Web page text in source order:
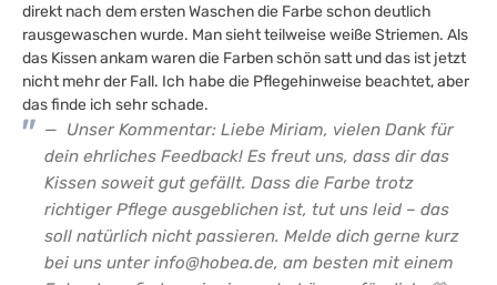
direkt nach dem ersten Waschen die Farbe schon deutlich
rausgewaschen wurde. Man sieht teilweise weiße Striemen. Als
das Kissen ankam waren die Farben schön satt und das ist jetzt
nicht mehr der Fall. Ich habe die Pflegehinweise beachtet, aber
das finde ich sehr schade.
Unser Kommentar: Liebe Miriam, vielen Dank für
dein ehrliches Feedback! Es freut uns, dass dir das
Kissen soweit gut gefällt. Dass die Farbe trotz
richtiger Pflege ausgeblichen ist, tut uns leid – das
soll natürlich nicht passieren. Melde dich gerne kurz
bei uns unter info@hobea.de, am besten mit einem